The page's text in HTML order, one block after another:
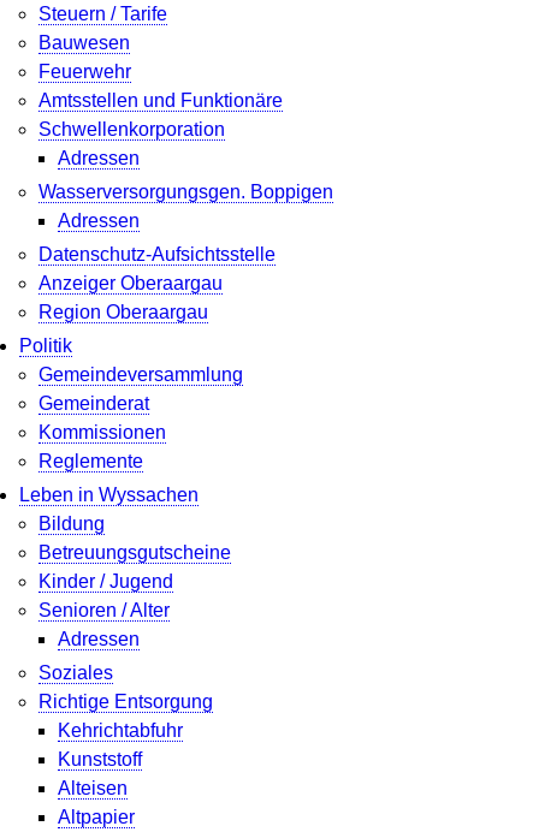
Steuern / Tarife
Bauwesen
Feuerwehr
Amtsstellen und Funktionäre
Schwellenkorporation
Adressen
Wasserversorgungsgen. Boppigen
Adressen
Datenschutz-Aufsichtsstelle
Anzeiger Oberaargau
Region Oberaargau
Politik
Gemeindeversammlung
Gemeinderat
Kommissionen
Reglemente
Leben in Wyssachen
Bildung
Betreuungsgutscheine
Kinder / Jugend
Senioren / Alter
Adressen
Soziales
Richtige Entsorgung
Kehrichtabfuhr
Kunststoff
Alteisen
Altpapier